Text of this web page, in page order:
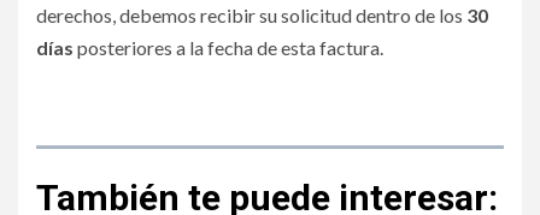
derechos, debemos recibir su solicitud dentro de los 30
días posteriores a la fecha de esta factura.
También te puede interesar: